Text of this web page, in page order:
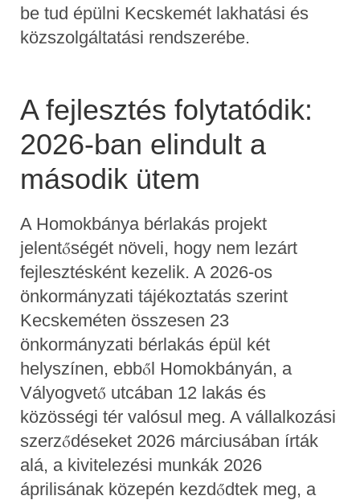
be tud épülni Kecskemét lakhatási és
közszolgáltatási rendszerébe.
A fejlesztés folytatódik:
2026-ban elindult a
második ütem
A Homokbánya bérlakás projekt
jelentőségét növeli, hogy nem lezárt
fejlesztésként kezelik. A 2026-os
önkormányzati tájékoztatás szerint
Kecskeméten összesen 23
önkormányzati bérlakás épül két
helyszínen, ebből Homokbányán, a
Vályogvető utcában 12 lakás és
közösségi tér valósul meg. A vállalkozási
szerződéseket 2026 márciusában írták
alá, a kivitelezési munkák 2026
áprilisának közepén kezdődtek meg, a